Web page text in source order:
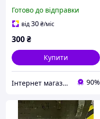
Готово до відправки
від30₴/міс
300₴
Купити
Інтернет магазин PaGo це товари від виробника, капці, військова амуніція, тапочки, товари для дому 90%